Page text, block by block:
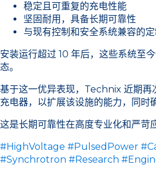
稳定且可重复的充电性能
坚固耐用，具备长期可靠性
与现有控制和安全系统兼容的
安装运行超过 10 年后，这些系统至
态。
基于这一优异表现，Technix 近期再
充电器，以扩展该设施的能力，同时
这是长期可靠性在高度专业化和严苛
#HighVoltage #PulsedPower
#Synchrotron #Research